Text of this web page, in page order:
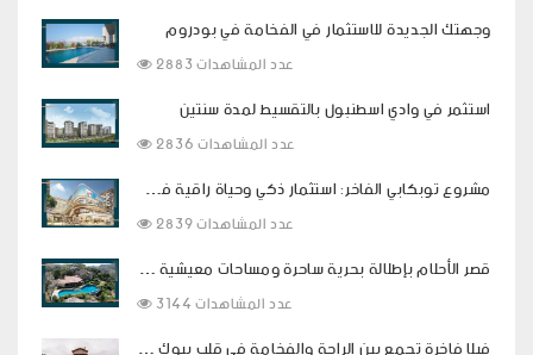
وجهتك الجديدة للاستثمار في الفخامة في بودروم
2883 عدد المشاهدات
استثمر في وادي اسطنبول بالتقسيط لمدة سنتين
2836 عدد المشاهدات
مشروع توبكابي الفاخر: استثمار ذكي وحياة راقية في قلب اسطنبول
2839 عدد المشاهدات
قصر الأحلام بإطلالة بحرية ساحرة ومساحات معيشية فاخرة في بودروم
3144 عدد المشاهدات